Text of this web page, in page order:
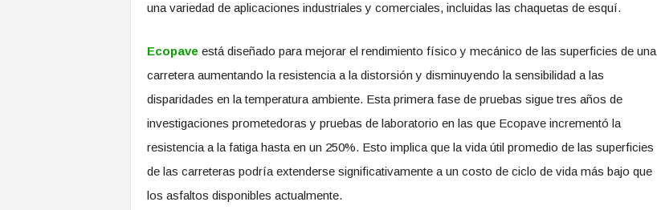
una variedad de aplicaciones industriales y comerciales, incluidas las chaquetas de esquí.
Ecopave está diseñado para mejorar el rendimiento físico y mecánico de las superficies de una
carretera aumentando la resistencia a la distorsión y disminuyendo la sensibilidad a las
disparidades en la temperatura ambiente. Esta primera fase de pruebas sigue tres años de
investigaciones prometedoras y pruebas de laboratorio en las que Ecopave incrementó la
resistencia a la fatiga hasta en un 250%. Esto implica que la vida útil promedio de las superficies
de las carreteras podría extenderse significativamente a un costo de ciclo de vida más bajo que
los asfaltos disponibles actualmente.